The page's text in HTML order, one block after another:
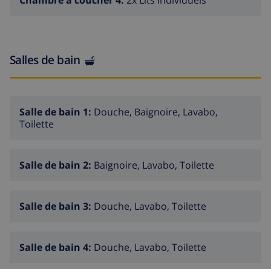
Salles de bain
Salle de bain 1: Douche, Baignoire, Lavabo,
Toilette
Salle de bain 2: Baignoire, Lavabo, Toilette
Salle de bain 3: Douche, Lavabo, Toilette
Salle de bain 4: Douche, Lavabo, Toilette